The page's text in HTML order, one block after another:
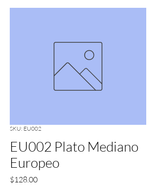
SKU: EU002
EU002 Plato Mediano
Europeo
$128.00Precio